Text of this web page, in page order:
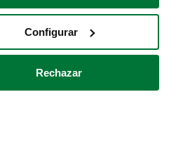
Configurar
Rechazar